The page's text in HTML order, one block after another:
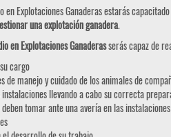
en Explotaciones Ganaderas estarás
una explotación ganadera.
en Explotaciones Ganaderasserás capaz de
cargo
manejo y cuidado de los animales de
llevando a cabo su correcta
tomar ante una avería en las